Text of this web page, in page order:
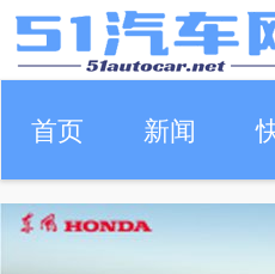
首页 新闻
车生活